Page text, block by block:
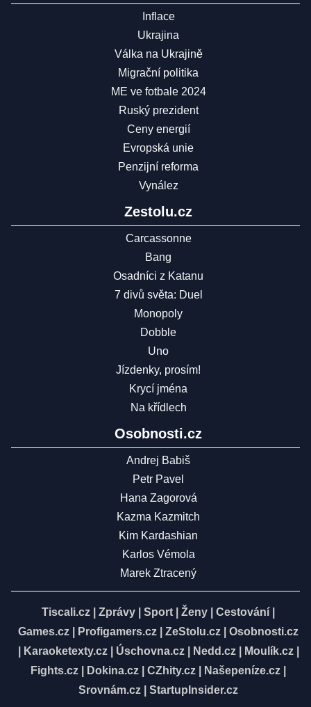
Inflace
Ukrajina
Válka na Ukrajině
Migrační politika
ME ve fotbale 2024
Ruský prezident
Ceny energií
Evropská unie
Penzijní reforma
Vynález
Zestolu.cz
Carcassonne
Bang
Osadníci z Katanu
7 divů světa: Duel
Monopoly
Dobble
Uno
Jízdenky, prosím!
Krycí jména
Na křídlech
Osobnosti.cz
Andrej Babiš
Petr Pavel
Hana Zagorová
Kazma Kazmitch
Kim Kardashian
Karlos Vémola
Marek Ztracený
Tiscali.cz Zprávy Sport Ženy Cestování
Games.cz
Profigamers.cz ZeStolu.cz
Osobnosti.cz
Karaoketexty.cz| Úschovna.cz| Nedd.cz| Moulík.cz|
Fights.cz
Dokina.cz CZhity.cz Našepeníze.cz
Srovnám.cz
StartupInsider.cz